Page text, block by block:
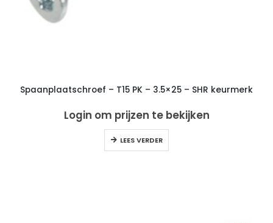
Spaanplaatschroef – T15 PK – 3.5×25 – SHR keurmerk
Login om prijzen te bekijken
LEES VERDER